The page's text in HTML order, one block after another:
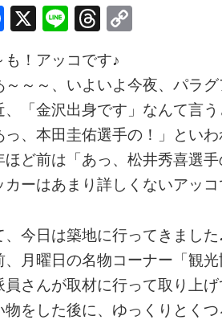
F
c
e
b
o
o
k
X Li
e
T
h
re
a
d
s
p
y
Li
n
k
も！アッコです♪
～～～、いよいよ今夜、パラグ
、「金沢出身です」なんて言う
っ、本田圭佑選手の！」とい
ほど前は「あっ、松井秀喜選
カーはあまり詳しくないアッ
、今日は築地に行ってきました
、月曜日の名物コーナー「観
員さんが取材に行って取り上
物をした後に、ゆっくりとく